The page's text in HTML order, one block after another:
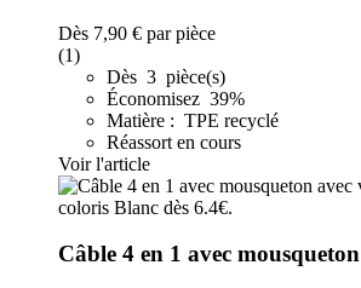
Dès 7,90 € par pièce
(1)
Dès 3 pièce(s)
Économisez 39%
Matière : TPE recyclé
Réassort en cours
Voir l'article
Câble 4 en 1 avec mousqueton